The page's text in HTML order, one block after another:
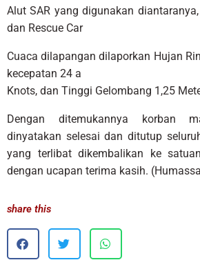
Alut SAR yang digunakan
dan Rescue Car
Cuaca dilapangan dilaporkan Hujan
kecepatan 24 a
Knots, dan Tinggi Gelombang 1,25
Dengan ditemukannya korban
dinyatakan selesai dan ditutup
yang terlibat dikembalikan ke
dengan ucapan terima kasih.
share this